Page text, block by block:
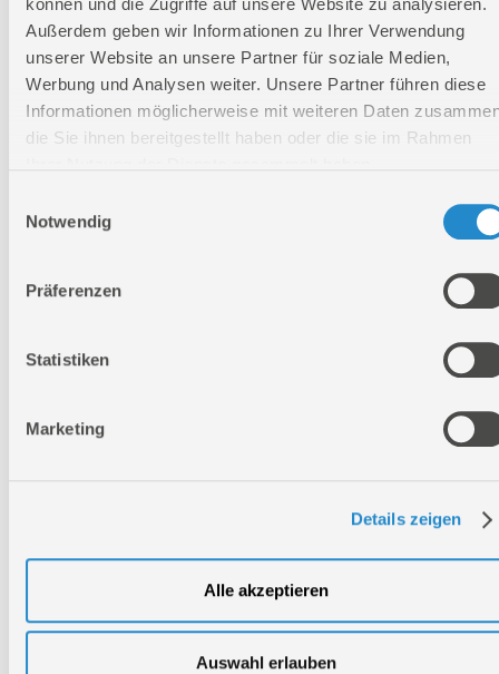
können und die Zugriffe auf unsere Website zu analysieren.
Außerdem geben wir Informationen zu Ihrer Verwendung
unserer Website an unsere Partner für soziale Medien,
Werbung und Analysen weiter. Unsere Partner führen diese
Informationen möglicherweise mit weiteren Daten
die Sie ihnen bereitgestellt haben oder die sie im Rahmen
Notwendig
Präferenzen
Statistiken
Marketing
Details zeigen
Alle akzeptieren
Auswahl erlauben
58552
Akkupack
AP 18-30
P
58554
Akkupack
P
APPV 18-
Akkupack
ProVolt
LG 18-05
58547
LG 18-30
LG 2-18-
30